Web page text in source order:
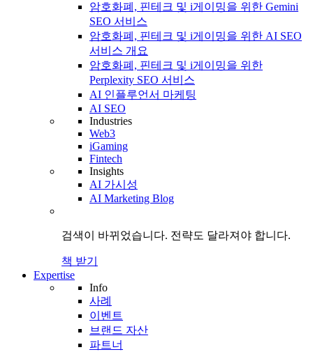
암호화폐, 핀테크 및 i게이밍을 위한 Gemini
SEO 서비스
암호화폐, 핀테크 및 i게이밍을 위한 AI SEO
서비스 개요
암호화폐, 핀테크 및 i게이밍을 위한
Perplexity SEO 서비스
AI 인플루언서 마케팅
AI SEO
Industries
Web3
iGaming
Fintech
Insights
AI 가시성
AI Marketing Blog
검색이 바뀌었습니다. 전략도 달라져야 합니다.
책 받기
Expertise
Info
사례
이벤트
브랜드 자산
파트너